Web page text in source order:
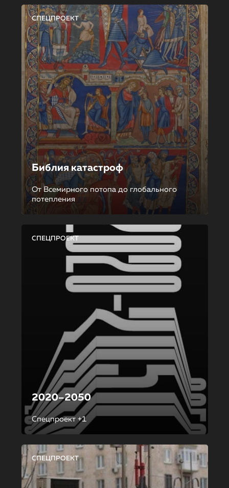
СПЕЦПРОЕКТ
Библия катастроф
От Всемирного потопа до глобального
потепления
СПЕЦПРОЕКТ
2020–2050
Спецпроект +1
СПЕЦПРОЕКТ